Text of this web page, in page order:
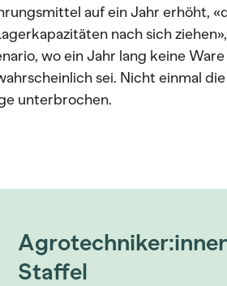
auf ein Jahr erhöht,
nach sich
wo ein Jahr lang keine
sei. Nicht einmal
unterbrochen.
Staffel